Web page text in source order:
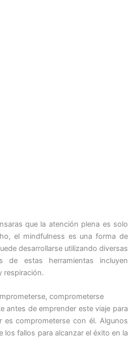
que la atención plena es solo
el mindfulness es una forma de
desarrollarse utilizando diversas
de estas herramientas incluyen
respiración.
comprometerse
antes de emprender este viaje para
es comprometerse con él. Algunos
los fallos para alcanzar el éxito en la